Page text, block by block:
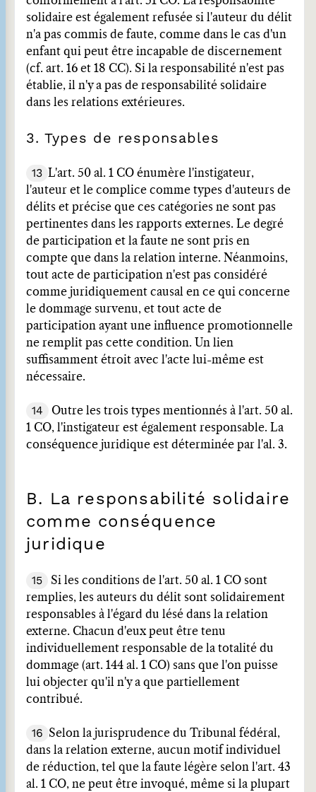
solidaire est également refusée si l'auteur du délit
n'a pas commis de faute, comme dans le cas d'un
enfant qui peut être incapable de discernement
(cf. art. 16 et 18 CC). Si la responsabilité n'est pas
établie, il n'y a pas de responsabilité solidaire
dans les relations extérieures.
3. Types de responsables
13
L'art. 50 al. 1 CO énumère l'instigateur,
l'auteur et le complice comme types d'auteurs de
délits et précise que ces catégories ne sont pas
pertinentes dans les rapports externes. Le degré
de participation et la faute ne sont pris en
compte que dans la relation interne. Néanmoins,
tout acte de participation n'est pas considéré
comme juridiquement causal en ce qui concerne
le dommage survenu, et tout acte de
participation ayant une influence promotionnelle
ne remplit pas cette condition. Un lien
suffisamment étroit avec l'acte lui-même est
nécessaire.
14
Outre les trois types mentionnés à l'art. 50 al.
1 CO, l'instigateur est également responsable. La
conséquence juridique est déterminée par l'al. 3.
B. La responsabilité solidaire
comme conséquence
juridique
15
Si les conditions de l'art. 50 al. 1 CO sont
remplies, les auteurs du délit sont solidairement
responsables à l'égard du lésé dans la relation
externe. Chacun d'eux peut être tenu
individuellement responsable de la totalité du
dommage (art. 144 al. 1 CO) sans que l'on puisse
lui objecter qu'il n'y a que partiellement
contribué.
16
Selon la jurisprudence du Tribunal fédéral,
dans la relation externe, aucun motif individuel
de réduction, tel que la faute légère selon l'art. 43
al. 1 CO, ne peut être invoqué, même si la plupart